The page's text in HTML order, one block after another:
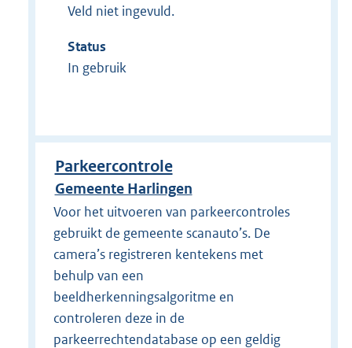
Veld niet ingevuld.
Status
In gebruik
Parkeercontrole
Gemeente Harlingen
Voor het uitvoeren van parkeercontroles
gebruikt de gemeente scanauto’s. De
camera’s registreren kentekens met
behulp van een
beeldherkenningsalgoritme en
controleren deze in de
parkeerrechtendatabase op een geldig